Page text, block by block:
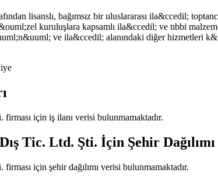
lisanslı, bağımsız bir uluslararası ila&ccedil;
kuruluşlara kapsamlı ila&ccedil; ve tıbbi
ve ila&ccedil; alanındaki diğer hizmetleri
firması için iş ilanı verisi bulunmamaktadır.
Tic. Ltd. Şti. İçin Şehir Dağılımı
firması için şehir dağılımı verisi bulunmamaktadır.